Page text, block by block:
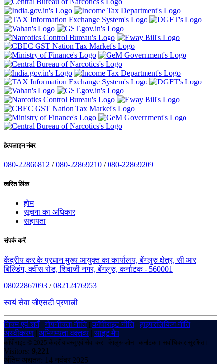
हेल्पलाइन नंबर
080-22866812 /080-22869210 /080-22869209
त्वरित लिंक
होम
सूचना का अधिकार
सहायता
संपर्क करें
केंद्रीय कर के प्रधान मुख्य आयुक्त का कार्यालय, बेंगलुरु क्षेत्र, सी आर
बिल्डिंग, क्वींस रोड, शिवाजी नगर, बेंगलुरु, कर्नाटक - 560001
08022867093 /08212476953
स्वयं सेवा जीएसटी प्रणाली
नियम एवं शर्तें|गोपनीयता नीति|कॉपीराइट नीति|हाइपरलिंकिंग नीति|
अस्वीकरण | अभिगम्यता वक्तव्य |साइट मैप
कॉपीराइट © 2025 केंद्रीय वस्तु एवं सेवा कर - बेंगलुरु ज़ोन - कर्नाटक। सर्वाधिकार सुरक्षित।
Visitors: 9,221
अंतिम अद्यतन: 14 नवंबर 2025